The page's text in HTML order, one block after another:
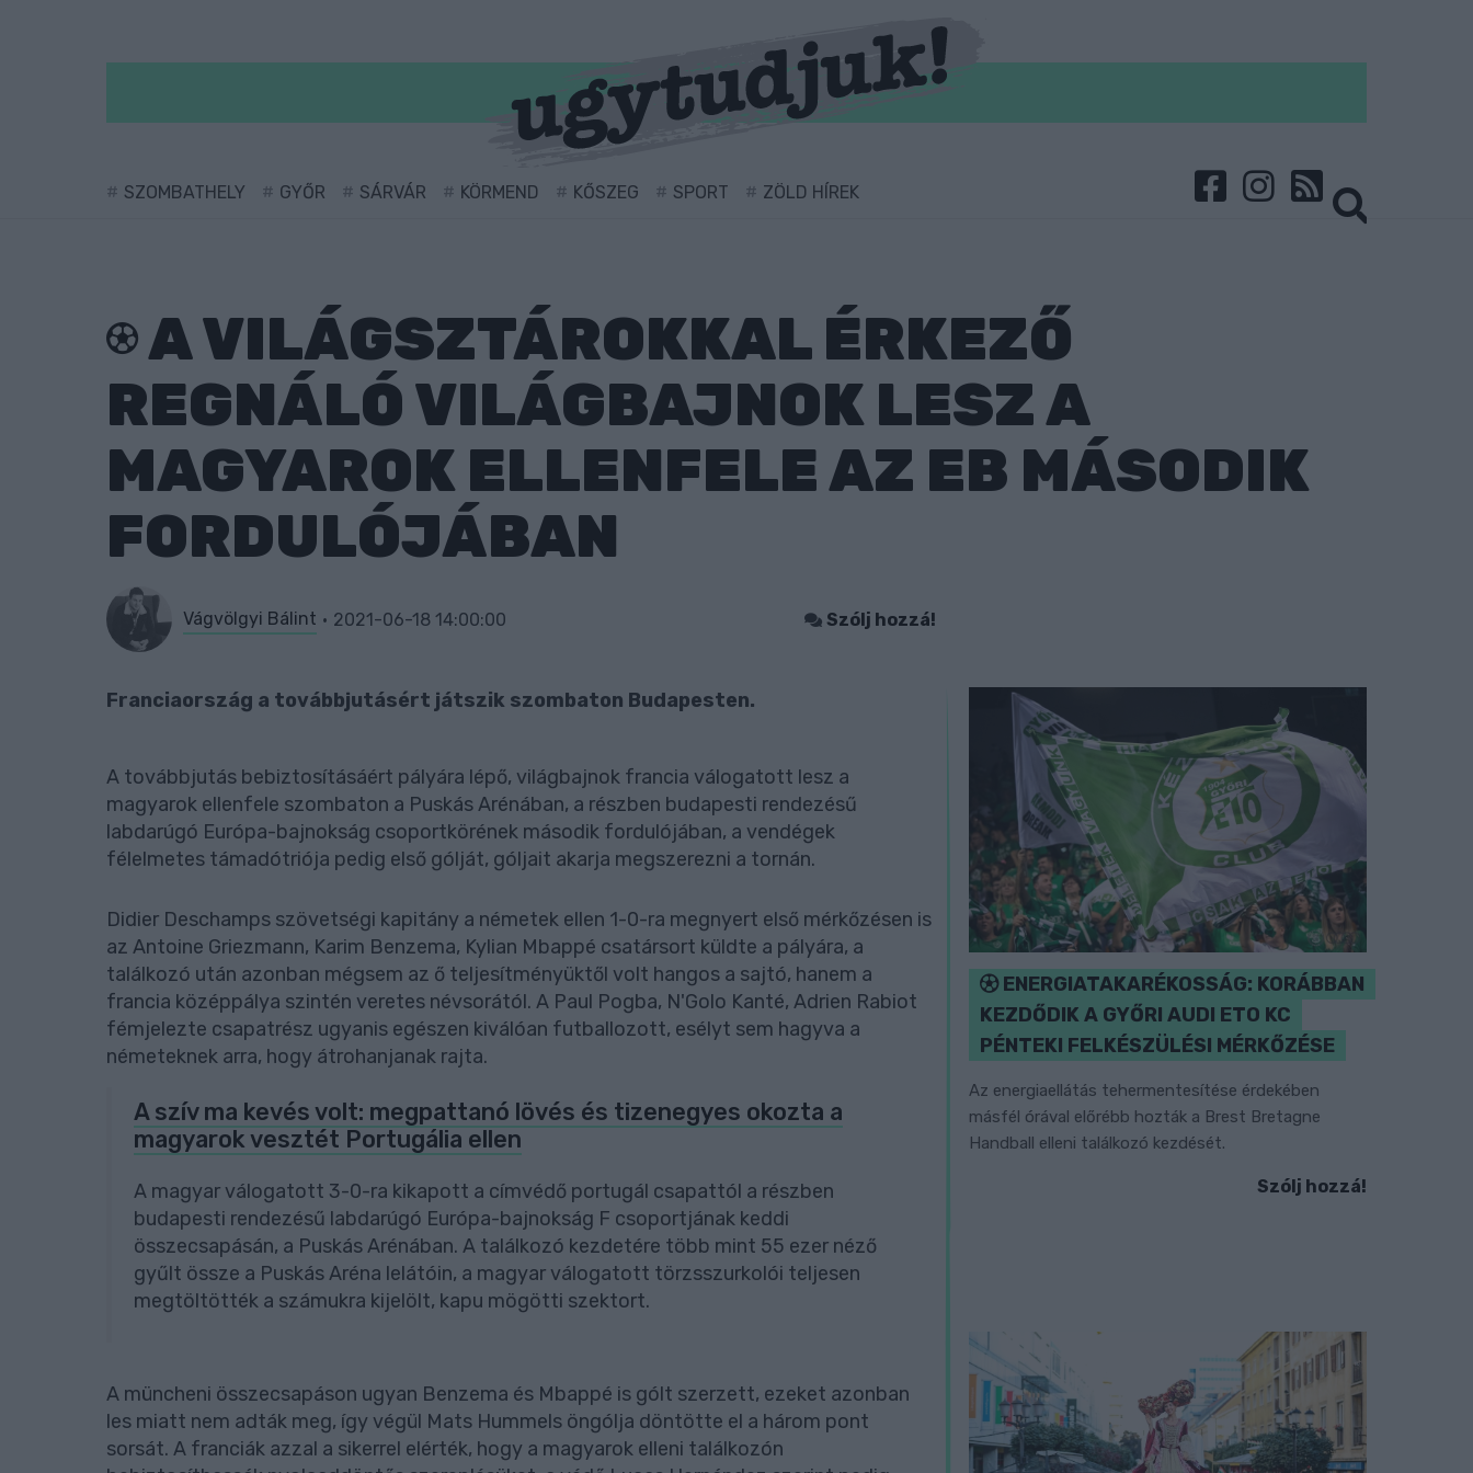
SZOMBATHELY GYŐR SÁRVÁR KÖRMEND KŐSZEG SPORT ZÖLD HÍREK
A VILÁGSZTÁROKKAL ÉRKEZŐ
REGNÁLÓ VILÁGBAJNOK LESZ A
MAGYAROK ELLENFELE AZ EB MÁSODIK
FORDULÓJÁBAN
Vágvölgyi Bálint 2021-06-18 14:00:00 Szólj hozzá!
Franciaország a továbbjutásért játszik szombaton Budapesten.
A továbbjutás bebiztosításáért pályára lépő, világbajnok francia válogatott lesz a
magyarok ellenfele szombaton a Puskás Arénában, a részben budapesti rendezésű
labdarúgó Európa-bajnokság csoportkörének második fordulójában, a vendégek
félelmetes támadótriója pedig első gólját, góljait akarja megszerezni a tornán.
Didier Deschamps szövetségi kapitány a németek ellen 1-0-ra megnyert első mérkőzésen is
az Antoine Griezmann, Karim Benzema, Kylian Mbappé csatársort küldte a pályára, a
találkozó után azonban mégsem az ő teljesítményüktől volt hangos a sajtó, hanem a
francia középpálya szintén veretes névsorától. A Paul Pogba, N'Golo Kanté, Adrien Rabiot
fémjelezte csapatrész ugyanis egészen kiválóan futballozott, esélyt sem hagyva a
németeknek arra, hogy átrohanjanak rajta.
A szív ma kevés volt: megpattanó lövés és tizenegyes okozta a
magyarok vesztét Portugália ellen
A magyar válogatott 3-0-ra kikapott a címvédő portugál csapattól a részben
budapesti rendezésű labdarúgó Európa-bajnokság F csoportjának keddi
összecsapásán, a Puskás Arénában. A találkozó kezdetére több mint 55 ezer néző
gyűlt össze a Puskás Aréna lelátóin, a magyar válogatott törzsszurkolói teljesen
megtöltötték a számukra kijelölt, kapu mögötti szektort.
A müncheni összecsapáson ugyan Benzema és Mbappé is gólt szerzett, ezeket azonban
les miatt nem adták meg, így végül Mats Hummels öngólja döntötte el a három pont
sorsát. A franciák azzal a sikerrel elérték, hogy a magyarok elleni találkozón
ENERGIATAKARÉKOSSÁG: KORÁBBAN
KEZDŐDIK A GYŐRI AUDI ETO KC
PÉNTEKI FELKÉSZÜLÉSI MÉRKŐZÉSE
Az energiaellátás tehermentesítése érdekében
másfél órával előrébb hozták a Brest Bretagne
Handball elleni találkozó kezdését.
Szólj hozzá!